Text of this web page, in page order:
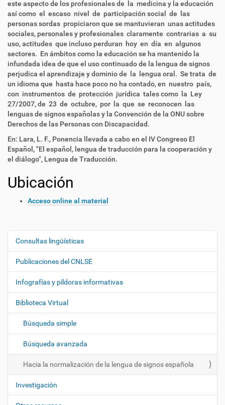
este aspecto de los profesionales de la medicina y la educación
así como el escaso nivel de participación social de las
personas sordas propiciaron que se mantuvieran unas actitudes
sociales, personales y profesionales claramente contrarias a su
uso, actitudes que incluso perduran hoy en día en algunos
sectores. En ámbitos como la educación se ha mantenido la
infundada idea de que el uso continuado de la lengua de signos
perjudica el aprendizaje y dominio de la lengua oral. Se trata de
un idioma que hasta hace poco no ha contado, en nuestro país,
con instrumentos de protección jurídica tales como la Ley
27/2007, de 23 de octubre, por la que se reconocen las
lenguas de signos españolas y la Convención de la ONU sobre
Derechos de las Personas con Discapacidad.
En: Lara, L. F., Ponencia llevada a cabo en el IV Congreso El
Español, "El español, lengua de traducción para la cooperación y
el diálogo", Lengua de Traducción.
Ubicación
Acceso online al material
N
e
g
a
i
n
Consultas lingüísticas
Publicaciones del CNLSE
Infografías y píldoras informativas
Biblioteca Virtual
Búsqueda simple
Búsqueda avanzada
Hacia la normalización de la lengua de signos española
Investigación